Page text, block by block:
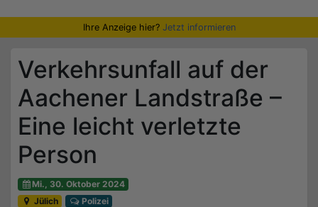
Ihre Anzeige hier? Jetzt informieren
Verkehrsunfall auf der
Aachener Landstraße –
Eine leicht verletzte
Person
Mi., 30. Oktober 2024
Jülich
Polizei